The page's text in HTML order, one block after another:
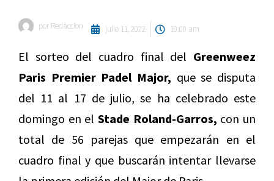
por Redaccion julio 11, 2022 10:00 am
El sorteo del cuadro final del Greenweez
Paris Premier Padel Major, que se disputa
del 11 al 17 de julio, se ha celebrado este
domingo en el Stade Roland-Garros, con un
total de 56 parejas que empezarán en el
cuadro final y que buscarán intentar llevarse